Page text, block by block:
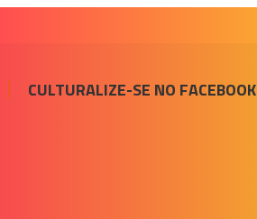
CULTURALIZE-SE NO FACEBOOK